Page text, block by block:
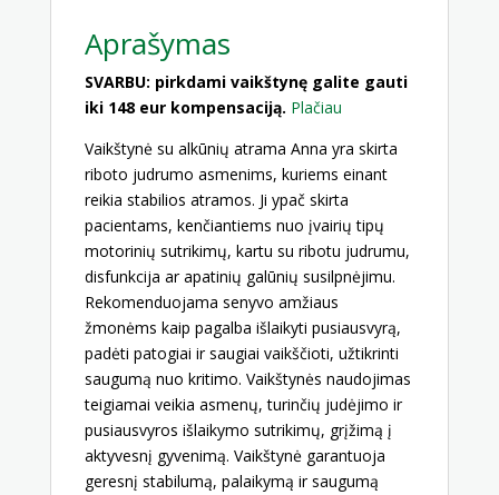
Aprašymas
SVARBU: pirkdami vaikštynę galite gauti
iki 148 eur kompensaciją. Plačiau
Vaikštynė su alkūnių atrama Anna yra skirta
riboto judrumo asmenims, kuriems einant
reikia stabilios atramos. Ji ypač skirta
pacientams, kenčiantiems nuo įvairių tipų
motorinių sutrikimų, kartu su ribotu judrumu,
disfunkcija ar apatinių galūnių susilpnėjimu.
Rekomenduojama senyvo amžiaus
žmonėms kaip pagalba išlaikyti pusiausvyrą,
padėti patogiai ir saugiai vaikščioti, užtikrinti
saugumą nuo kritimo. Vaikštynės naudojimas
teigiamai veikia asmenų, turinčių judėjimo ir
pusiausvyros išlaikymo sutrikimų, grįžimą į
aktyvesnį gyvenimą. Vaikštynė garantuoja
geresnį stabilumą, palaikymą ir saugumą